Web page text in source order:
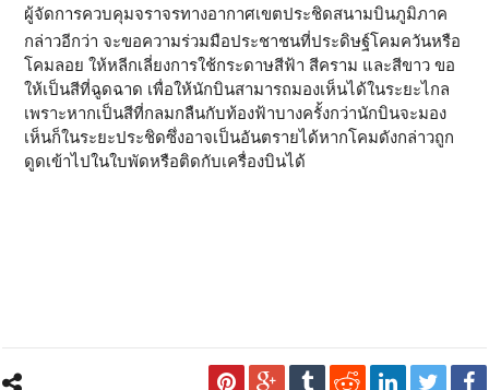
ผู้จัดการควบคุมจราจรทางอากาศเขตประชิดสนามบินภูมิภาค
กล่าวอีกว่า จะขอความร่วมมือประชาชนที่ประดิษฐ์โคมควันหรือ
โคมลอย ให้หลีกเลี่ยงการใช้กระดาษสีฟ้า สีคราม และสีขาว ขอ
ให้เป็นสีที่ฉูดฉาด เพื่อให้นักบินสามารถมองเห็นได้ในระยะไกล
เพราะหากเป็นสีที่กลมกลืนกับท้องฟ้าบางครั้งกว่านักบินจะมอง
เห็นก็ในระยะประชิดซึ่งอาจเป็นอันตรายได้หากโคมดังกล่าวถูก
ดูดเข้าไปในใบพัดหรือติดกับเครื่องบินได้